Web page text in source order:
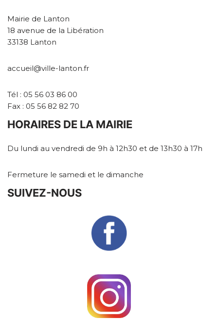
Mairie de Lanton
18 avenue de la Libération
33138 Lanton
accueil@ville-lanton.fr
Tél : 05 56 03 86 00
Fax : 05 56 82 82 70
HORAIRES DE LA MAIRIE
Du lundi au vendredi de 9h à 12h30 et de 13h30 à 17h
Fermeture le samedi et le dimanche
SUIVEZ-NOUS